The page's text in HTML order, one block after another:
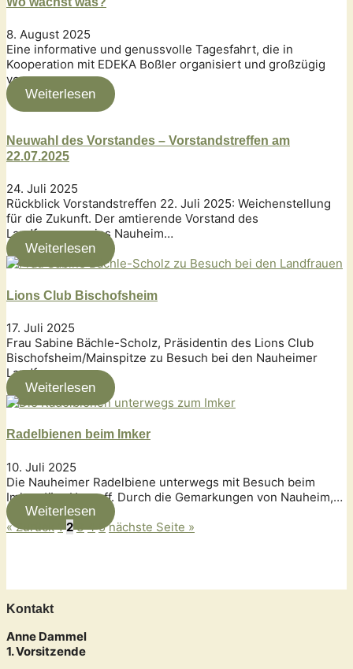
8. August 2025
Eine informative und genussvolle Tagesfahrt, die in
Kooperation mit EDEKA Boßler organisiert und großzügig
von…
Weiterlesen
Neuwahl des Vorstandes – Vorstandstreffen am
22.07.2025
24. Juli 2025
Rückblick Vorstandstreffen 22. Juli 2025: Weichenstellung
für die Zukunft. Der amtierende Vorstand des
Landfrauenvereins Nauheim…
Weiterlesen
Lions Club Bischofsheim
17. Juli 2025
Frau Sabine Bächle-Scholz, Präsidentin des Lions Club
Bischofsheim/Mainspitze zu Besuch bei den Nauheimer
Landfrauen…
Weiterlesen
Radelbienen beim Imker
10. Juli 2025
Die Nauheimer Radelbiene unterwegs mit Besuch beim
Imker Jörg Horneff. Durch die Gemarkungen von Nauheim,…
Weiterlesen
« Zurück 1 2 3 4 5 nächste Seite »
Kontakt
Anne Dammel
1. Vorsitzende